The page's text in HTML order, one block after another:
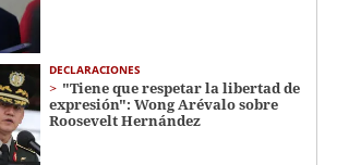
DECLARACIONES
"Tiene que respetar la libertad de
expresión": Wong Arévalo sobre
Roosevelt Hernández